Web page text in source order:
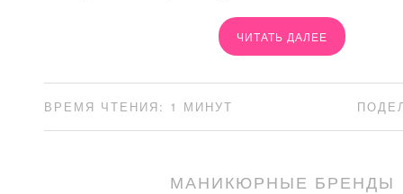
ЧИТАТЬ ДАЛЕЕ
ВРЕМЯ ЧТЕНИЯ: 1 МИНУТ
МАНИКЮРНЫЕ БРЕНДЫ